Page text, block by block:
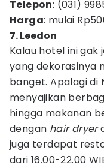
Telepon: (031)
Harga: mulai
7. Leedon
Kalau hotel ini gak
yang dekorasinya
banget. Apalagi di
menyajikan
hingga makanan
dengan hair dryer
juga terdapat
dari 16.00-22.00